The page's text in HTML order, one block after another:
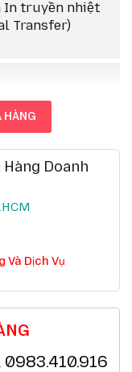
In truyền nhiệt
Transfer)
HÀNG
Doanh
FDI Chi tiết
Chi tiết
(*) Chi tiết
(*)
Và Dịch Vụ
0983.410.916